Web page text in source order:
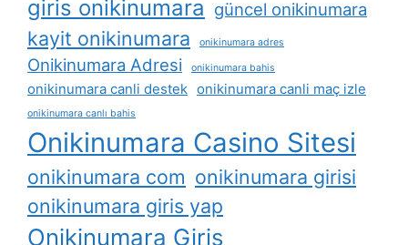
giris onikinumara güncel onikinumara
kayit onikinumara onikinumara adres
Onikinumara Adresi onikinumara bahis
onikinumara canli destek onikinumara canli maç izle
onikinumara canlı bahis
Onikinumara Casino Sitesi
onikinumara com onikinumara girisi
onikinumara giris yap
Onikinumara Giriş